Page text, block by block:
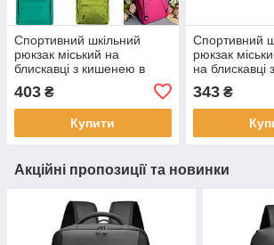
Спортивний шкільний
рюкзак міський на
блискавці з кишенею в
403 ₴
Купити
Спортивний
рюкзак
на
різних
343₴
Акційні пропозиції та новинки